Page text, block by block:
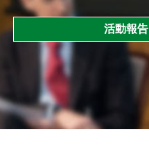
活動報告